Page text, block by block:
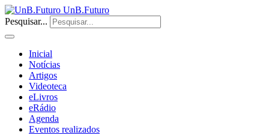
UnB.Futuro
Pesquisar...
Inicial
Notícias
Artigos
Videoteca
eLivros
eRádio
Agenda
Eventos realizados